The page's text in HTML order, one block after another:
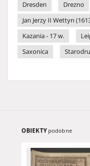
Dresden
Drezno
Jan Jerzy II Wettyn
Kazania - 17 w.
Saxonica
OBIEKTY podobne